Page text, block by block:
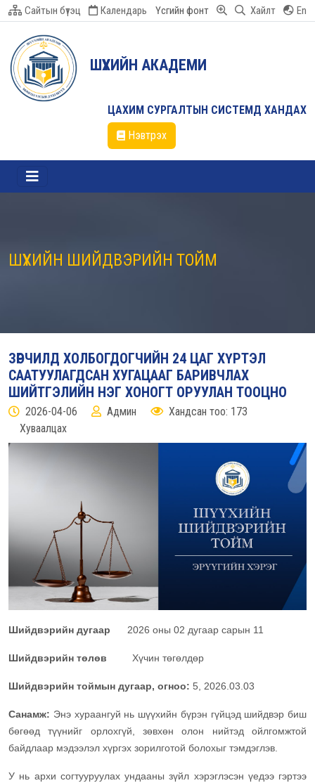
Сайтын бүтэц Календарь Үсгийн фонт Хайлт En
ШҮҮХИЙН АКАДЕМИ
ЦАХИМ СУРГАЛТЫН СИСТЕМД ХАНДАХ
Нэвтрэх
ШҮҮХИЙН ШИЙДВЭРИЙН ТОЙМ
ЗӨРЧИЛД ХОЛБОГДОГЧИЙН 24 ЦАГ ХҮРТЭЛ
СААТУУЛАГДСАН ХУГАЦААГ БАРИВЧЛАХ
ШИЙТГЭЛИЙН НЭГ ХОНОГТ ОРУУЛАН ТООЦНО
2026-04-06 Админ
Хандсан тоо: 173
Хуваалцах
Шийдвэрийн дугаар 2026 оны 02 дугаар сарын 11
Шийдвэрийн төлөв Хүчин төгөлдөр
Шийдвэрийн тоймын дугаар, огноо: 5, 2026.03.03
Санамж: Энэ хураангуй нь шүүхийн бүрэн гүйцэд шийдвэр биш
бөгөөд түүнийг орлохгүй, зөвхөн олон нийтэд ойлгомжтой
байдлаар мэдээлэл хүргэх зорилготой болохыг тэмдэглэв.
У нь архи согтууруулах ундааны зүйл хэрэглэсэн үедээ гэртээ